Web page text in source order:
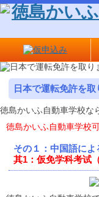
日本で運転免許を
徳島かいふ自動車学校な
徳島かいふ自動車学校
その１：中国語に
其1：仮免学科考试